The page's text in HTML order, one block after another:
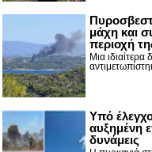
μάχη και
περιοχή
Μια
Υπό
αυξημένη
δυνάμεις